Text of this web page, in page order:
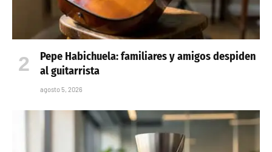
Pepe Habichuela: familiares y amigos despiden
al guitarrista
agosto 5, 2026